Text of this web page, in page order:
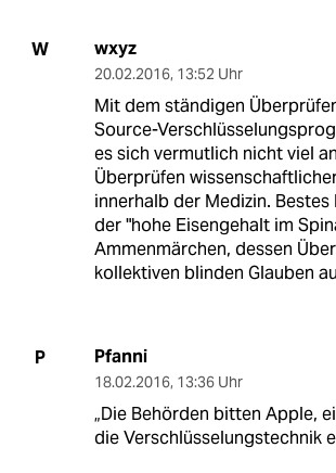
W wxyz
20.02.2016, 13:52 Uhr
Mit dem ständigen
Source-
es sich vermutlich nicht viel
Überprüfen
innerhalb der Medizin. Bestes
der "hohe Eisengehalt im
Ammenmärchen, dessen
kollektiven blinden Glauben
P Pfanni
18.02.2016, 13:36 Uhr
„Die Behörden bitten Apple,
die Verschlüsselungstechnik